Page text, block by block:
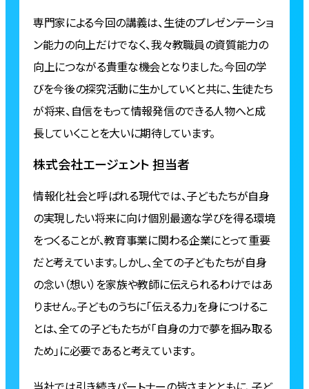
専門家による今回の講義は、生徒のプレゼンテーショ
ン能力の向上だけでなく、我々教職員の資質能力の
向上につながる貴重な機会となりました。今回の学
びを今後の探究活動に生かしていくと共に、生徒たち
が将来、自信をもって情報発信のできる人物へと成
長していくことを大いに期待しています。
株式会社エージェント 担当者
情報化社会と呼ばれる現代では、子どもたちが自身
の実現したい将来に向け個別最適な学びを得る環境
をつくることが、教育事業に関わる企業にとって重要
だと考えています。しかし、全ての子どもたちが自身
の念い（想い）を家族や教師に伝えられるわけではあ
りません。子どものうちに「伝える力」を身につけるこ
とは、全ての子どもたちが「自身の力で夢を掴み取る
ため」に必要であると考えています。